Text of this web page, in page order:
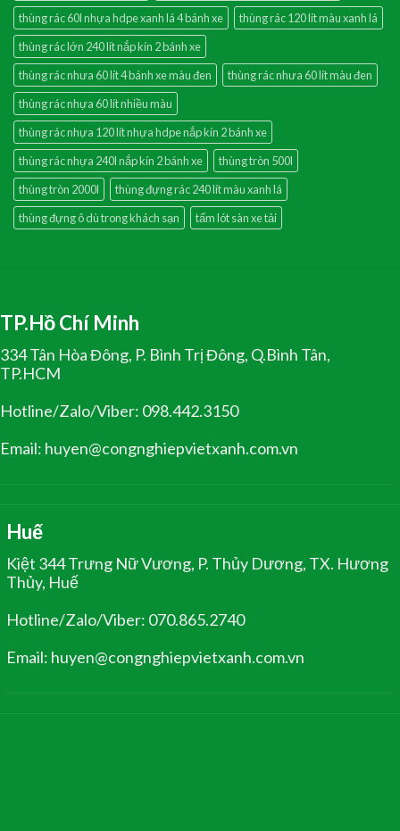
thùng rác 60l nhựa hdpe xanh lá 4 bánh xe
thùng rác 120 lít màu xanh lá
thùng rác lớn 240 lít nắp kín 2 bánh xe
thùng rác nhưa 60 lít 4 bánh xe màu đen
thùng rác nhưa 60 lít màu đen
thùng rác nhựa 60 lít nhiều màu
thùng rác nhựa 120 lít nhựa hdpe nắp kín 2 bánh xe
thùng rác nhựa 240l nắp kín 2 bánh xe
thùng tròn 500l
thùng tròn 2000l
thùng đựng rác 240 lít màu xanh lá
thùng đựng ô dù trong khách sạn
tấm lót sàn xe tải
TP.Hồ Chí Minh
334 Tân Hòa Đông, P. Bình Trị Đông, Q.Bình Tân,
TP.HCM
Hotline/Zalo/Viber: 098.442.3150
Email: huyen@congnghiepvietxanh.com.vn
Huế
Kiệt 344 Trưng Nữ Vương, P. Thủy Dương, TX. Hương
Thủy, Huế
Hotline/Zalo/Viber: 070.865.2740
Email: huyen@congnghiepvietxanh.com.vn